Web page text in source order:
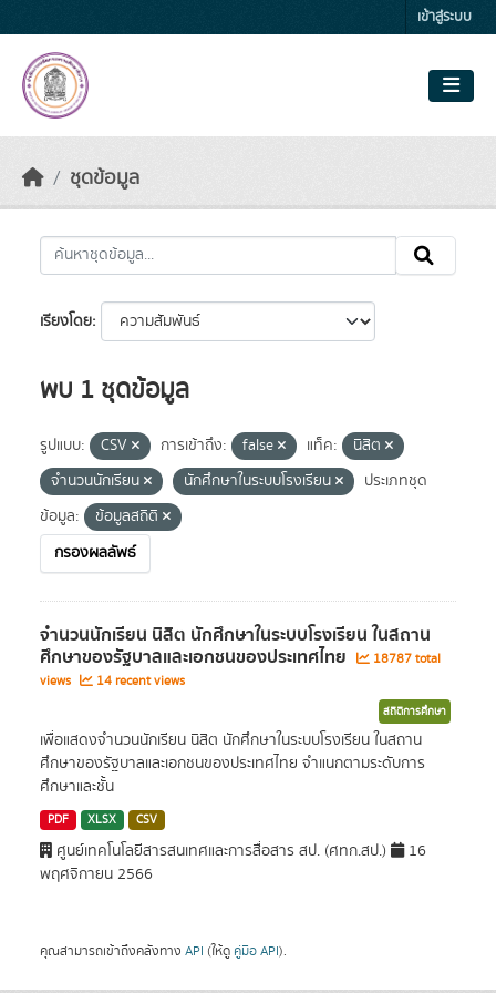
เข้าสู่ระบบ
ชุดข้อมูล
เรียงโดย
พบ 1 ชุดข้อมูล
รูปแบบ: CSV การเข้าถึง: false แท็ค:
นิสิต
จำนวนนักเรียน
นักศึกษาในระบบโรงเรียน
ประเภทชุด
ข้อมูล:
ข้อมูลสถิติ
กรองผลลัพธ์
จำนวนนักเรียน นิสิต นักศึกษาในระบบโรงเรียน ในสถาน
ศึกษาของรัฐบาลและเอกชนของประเทศไทย
18787 total
views
14 recent views
สถิติการศึกษา
เพื่อแสดงจำนวนนักเรียน นิสิต นักศึกษาในระบบโรงเรียน ในสถาน
ศึกษาของรัฐบาลและเอกชนของประเทศไทย จำแนกตามระดับการ
ศึกษาและชั้น
PDF XLSX CSV
ศูนย์เทคโนโลยีสารสนเทศและการสื่อสาร สป. (ศทก.สป.)
16
พฤศจิกายน 2566
คุณสามารถเข้าถึงคลังทาง API (ให้ดู คู่มือ API).